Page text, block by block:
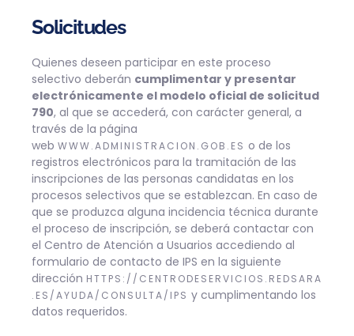
Solicitudes
Quienes deseen participar en este proceso
selectivo deberán cumplimentar y presentar
electrónicamente el modelo oficial de solicitud
790, al que se accederá, con carácter general, a
través de la página
web WWW.ADMINISTRACION.GOB.ES o de los
registros electrónicos para la tramitación de las
inscripciones de las personas candidatas en los
procesos selectivos que se establezcan. En caso de
que se produzca alguna incidencia técnica durante
el proceso de inscripción, se deberá contactar con
el Centro de Atención a Usuarios accediendo al
formulario de contacto de IPS en la siguiente
dirección HTTPS ://C ENTRODESERVICIOS.REDSARA
.ES/AYUDA/CONSULTA/IPS y cumplimentando los
datos requeridos.